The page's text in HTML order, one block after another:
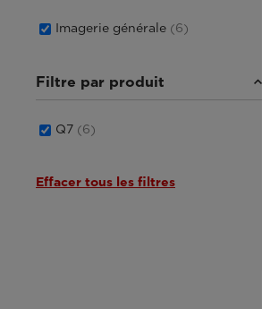
Imagerie générale (6)
Filtre par produit
Q7 (6)
Effacer tous les filtres